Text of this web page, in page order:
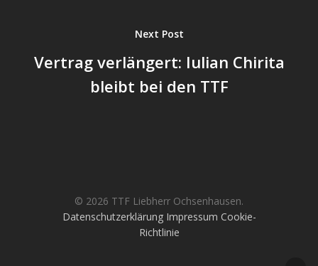
Next Post
Vertrag verlängert: Iulian Chirita
bleibt bei den TTF
© 2026 TTF Liebherr Ochsenhausen.
Datenschutzerklärung Impressum Cookie-
Richtlinie